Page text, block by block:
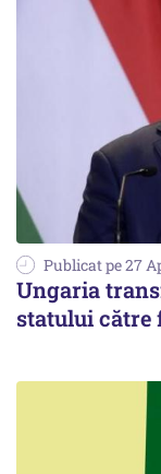
Publicat pe 27
Ungaria
statului